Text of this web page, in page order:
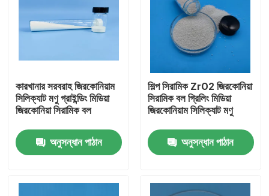
কারখানার সরবরাহ জিরকোনিয়াম
সিলিক্যাট মণু গ্রাইন্ডিং মিডিয়া
জিরকোনিয়া সিরামিক বল
অনুসন্ধান পাঠান
শিল্প সিরামিক ZrO2 জিরকোনিয়া
সিরামিক বল গ্রিলিং মিডিয়া
জিরকোনিয়াম সিলিক্যাট মণু
অনুসন্ধান পাঠান